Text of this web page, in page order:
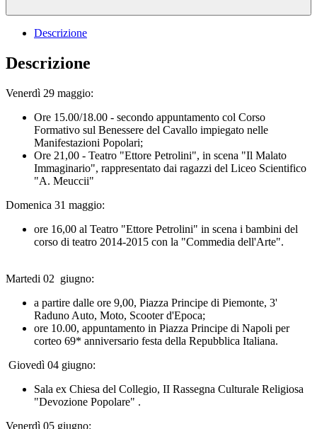
Descrizione
Descrizione
Venerdì 29 maggio:
Ore 15.00/18.00 - secondo appuntamento col Corso
Formativo sul Benessere del Cavallo impiegato nelle
Manifestazioni Popolari;
Ore 21,00 - Teatro "Ettore Petrolini", in scena "Il Malato
Immaginario", rappresentato dai ragazzi del Liceo Scientifico
"A. Meuccii"
Domenica 31 maggio:
ore 16,00 al Teatro "Ettore Petrolini" in scena i bambini del
corso di teatro 2014-2015 con la "Commedia dell'Arte".
Martedi 02 giugno:
a partire dalle ore 9,00, Piazza Principe di Piemonte, 3'
Raduno Auto, Moto, Scooter d'Epoca;
ore 10.00, appuntamento in Piazza Principe di Napoli per
corteo 69* anniversario festa della Repubblica Italiana.
Giovedì 04 giugno:
Sala ex Chiesa del Collegio, II Rassegna Culturale Religiosa
"Devozione Popolare" .
Venerdì 05 giugno: